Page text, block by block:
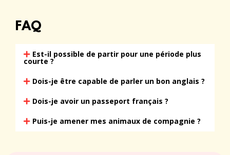
FAQ
Est-il possible de partir pour une période plus
courte ?
Dois-je être capable de parler un bon anglais ?
Dois-je avoir un passeport français ?
Puis-je amener mes animaux de compagnie ?